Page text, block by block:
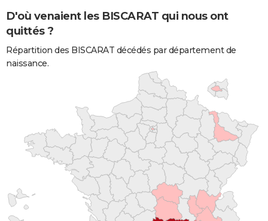
D'où venaient les BISCARAT qui nous ont
quittés ?
Répartition des BISCARAT décédés par département de
naissance.